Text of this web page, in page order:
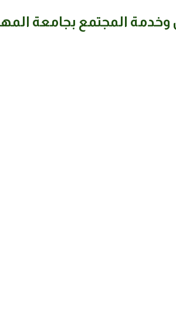
وخدمة المجتمع بجامعة